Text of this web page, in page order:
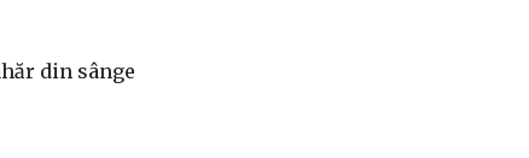
din sânge